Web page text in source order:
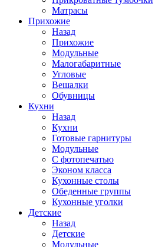
Матрасы
Прихожие
Назад
Прихожие
Модульные
Малогабаритные
Угловые
Вешалки
Обувницы
Кухни
Назад
Кухни
Готовые гарнитуры
Модульные
С фотопечатью
Эконом класса
Кухонные столы
Обеденные группы
Кухонные уголки
Детские
Назад
Детские
Модульные